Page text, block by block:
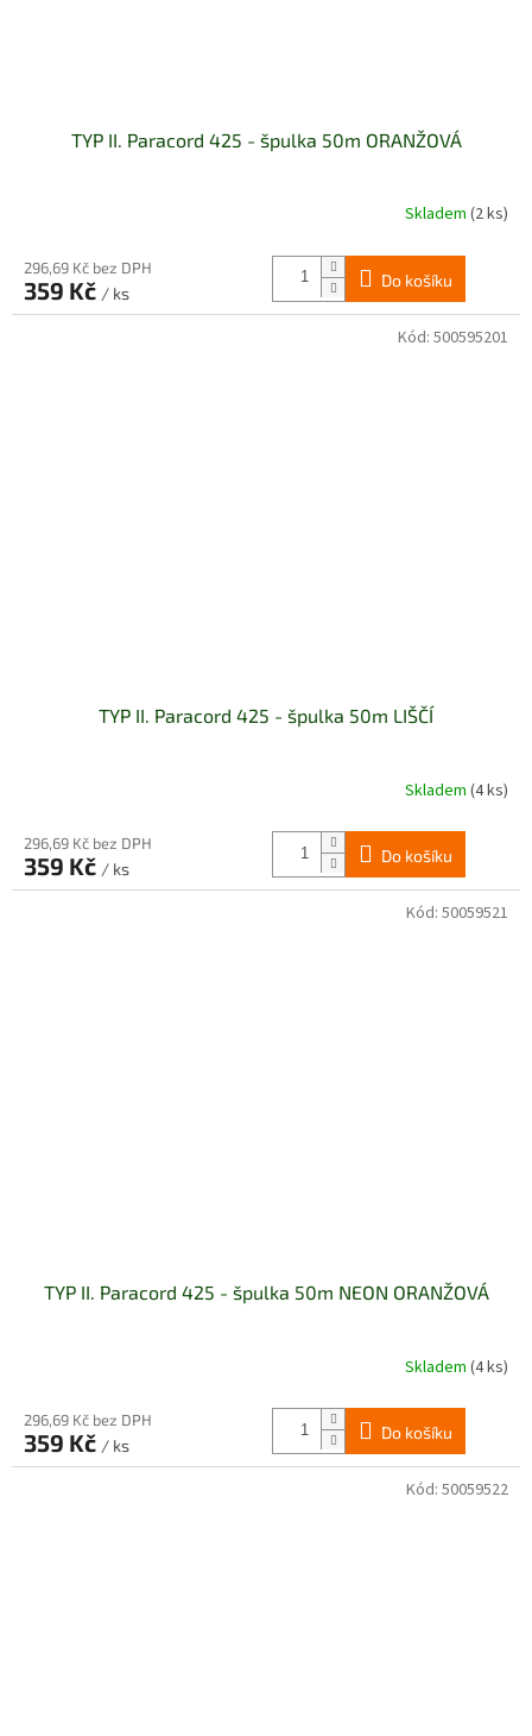
TYP II. Paracord 425 - špulka 50m ORANŽOVÁ
Skladem (2 ks)
296,69 Kč bez DPH
359 Kč / ks
Do košíku
TYP II. Paracord 425 - špulka 50m LIŠČÍ
Skladem (4 ks)
296,69 Kč bez DPH
359 Kč / ks
Do košíku
Kód: 500595201
TYP II. Paracord 425 - špulka 50m NEON ORANŽOVÁ
Skladem (4 ks)
296,69 Kč bez DPH
359 Kč / ks
Do košíku
Kód: 50059521
Kód: 50059522